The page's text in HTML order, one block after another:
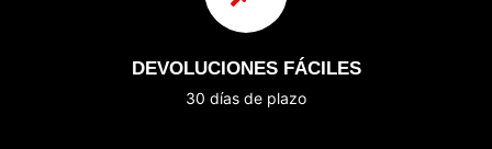
DEVOLUCIONES FÁCILES
30 días de plazo